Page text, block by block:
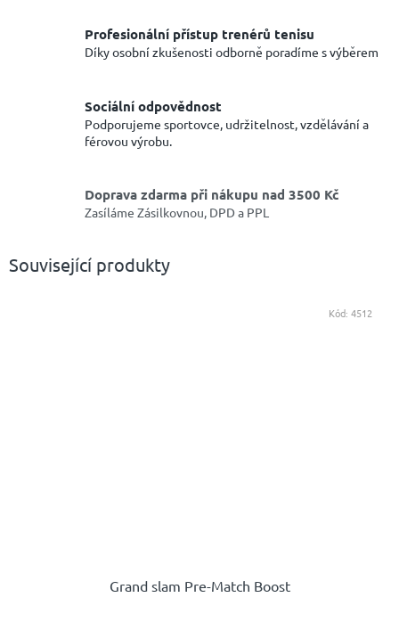
Profesionální přístup trenérů tenisu
Díky osobní zkušenosti odborně poradíme s výběrem
Sociální odpovědnost
Podporujeme sportovce, udržitelnost, vzdělávání a
férovou výrobu.
Doprava zdarma při nákupu nad 3500 Kč
Zasíláme Zásilkovnou, DPD a PPL
Související produkty
Grand slam Pre-Match Boost
Kód: 4512